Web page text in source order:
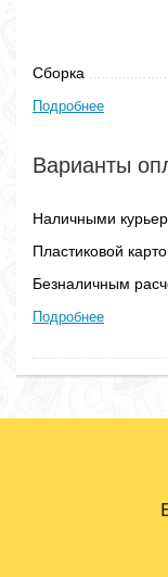
Сборка
Подробнее
Варианты
Наличными
Пластиковой
Безналичным
Подробнее